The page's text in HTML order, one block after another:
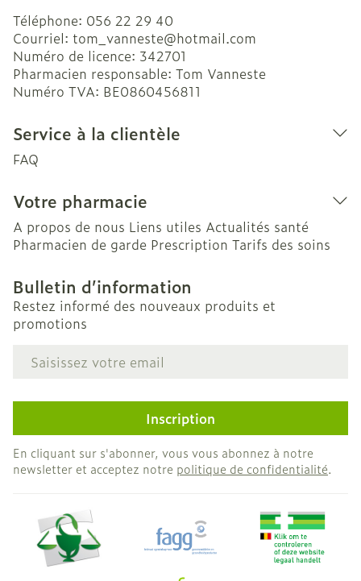
Téléphone: 056 22 29 40
Courriel: tom_vanneste@hotmail.com
Numéro de licence: 342701
Pharmacien responsable: Tom Vanneste
Numéro TVA: BE0860456811
Service à la clientèle
FAQ
Votre pharmacie
A propos de nous Liens utiles Actualités santé
Pharmacien de garde Prescription Tarifs des soins
Bulletin d’information
Restez informé des nouveaux produits et
promotions
Adresse mail
Inscription
En cliquant sur s'abonner, vous vous abonnez à notre
newsletter et acceptez notre politique de confidentialité.